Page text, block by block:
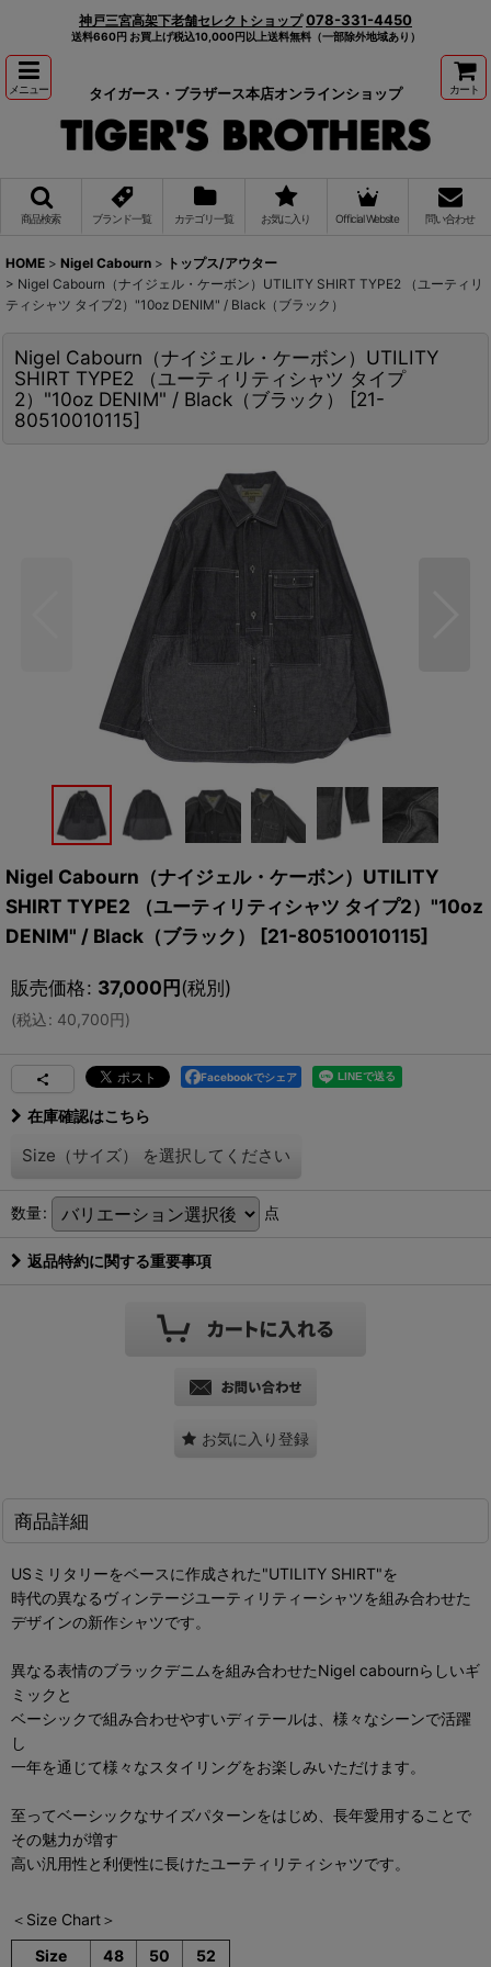
神戸三宮高架下老舗セレクトショップ 078-331-4450
送料660円 お買上げ税込10,000円以上送料無料（一部除外地域あり）
メニュー タイガース・ブラザース本店オンラインショップ カート
商品検索 ブランド一覧 カテゴリ一覧 お気に入り Official Website 問い合わせ
HOME > Nigel Cabourn > トップス/アウター
> Nigel Cabourn（ナイジェル・ケーボン）UTILITY SHIRT TYPE2 （ユーティリ
ティシャツ タイプ2）"10oz DENIM" / Black（ブラック）
Nigel Cabourn（ナイジェル・ケーボン）UTILITY
SHIRT TYPE2 （ユーティリティシャツ タイプ
2）"10oz DENIM" / Black（ブラック）
[21-
80510010115]
Nigel Cabourn（ナイジェル・ケーボン）UTILITY
SHIRT TYPE2 （ユーティリティシャツ タイプ2）"10oz
DENIM" / Black（ブラック）
[21-80510010115]
販売価格: 37,000円(税別)
(税込: 40,700円)
Facebookでシェア
在庫確認はこちら
Size（サイズ） を選択してください
数量: 点
返品特約に関する重要事項
お気に入り登録
商品詳細
USミリタリーをベースに作成された"UTILITY SHIRT"を
時代の異なるヴィンテージユーティリティーシャツを組み合わせた
デザインの新作シャツです。
異なる表情のブラックデニムを組み合わせたNigel cabournらしいギ
ミックと
ベーシックで組み合わせやすいディテールは、様々なシーンで活躍
し
一年を通じて様々なスタイリングをお楽しみいただけます。
至ってベーシックなサイズパターンをはじめ、長年愛用することで
その魅力が増す
高い汎用性と利便性に長けたユーティリティシャツです。
＜Size Chart＞
Size
48 50
52